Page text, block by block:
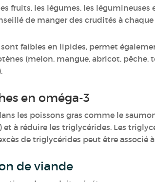
fruits, les légumes, les
de manger des crudités à chaque
faibles en lipides, permet
(melon, mangue, abricot,
en oméga-3
les poissons gras comme le
à réduire les triglycérides. Les
de triglycérides peut être
de viande